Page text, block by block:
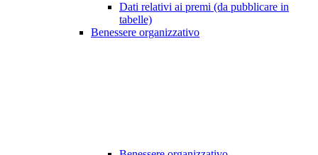
Dati relativi ai premi (da pubblicare in
tabelle)
Benessere organizzativo